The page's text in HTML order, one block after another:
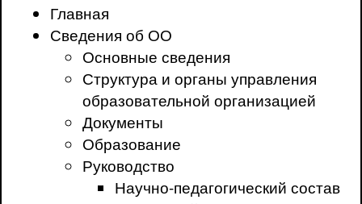
Главная
Сведения об ОО
Основные сведения
Структура и органы управления
образовательной организацией
Документы
Образование
Руководство
Научно-педагогический состав